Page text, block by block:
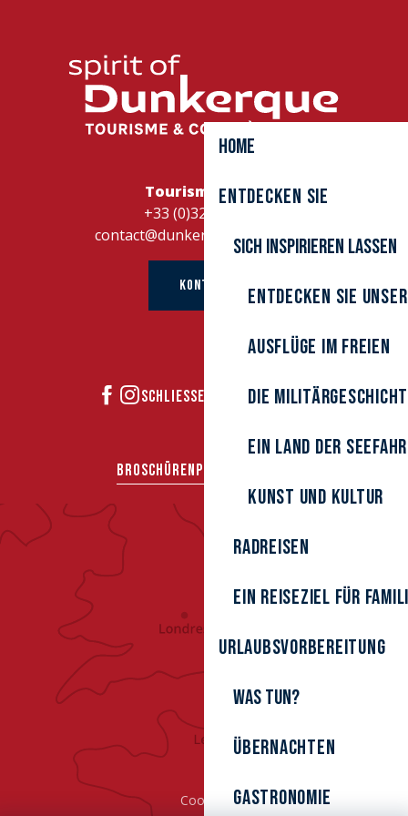
Home
Entdecken Sie
Sich inspirieren lassen
Entdecken Sie
Ausflüge im Freien
Die
Ein Land der
Kunst und Kultur
Radreisen
Ein Reiseziel für
Urlaubsvorbereitung
Was tun?
Übernachten
Gastronomie
Au Petit Manoir
Suite Terre - S'évader entre terre et mer
L'Argousier des Dunes
Namaste-Dunkerque
Tourismusbüro
+33 (0)328262728
contact@dunkerque-tourisme.fr
KONTAKT
SCHLIESSEN SIE SICH UNS AN
BROSCHÜREN PRESSEBEREICH
Cookies